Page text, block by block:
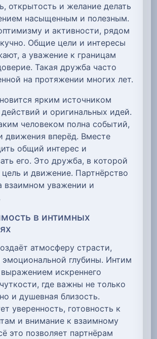
открытость и желание делать
насыщенным и полезным.
и активности, рядом
Общие цели и интересы
а уважение к границам
Такая дружба часто
на протяжении многих лет.
ярким источником
и оригинальных идей.
человеком полна событий,
движения вперёд. Вместе
общий интерес и
его. Это дружба, в которой
цель и движение. Партнёрство
взаимном уважении и
в интимных
атмосферу страсти,
глубины. Интим
искреннего
где важны не только
и душевная близость.
уверенность, готовность к
и внимание к взаимному
это позволяет партнёрам